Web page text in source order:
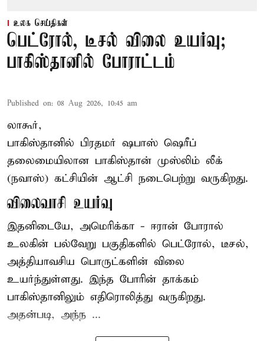
உலக செய்திகள்
பெட்ரோல், டீசல் விலை உயர்வு;
பாகிஸ்தானில் போராட்டம்
Published on: 08 Aug 2026, 10:45 am
லாகூர்,
பாகிஸ்தானில் பிரதமர் ஷபாஸ் ஷெரீப்
தலைமையிலான பாகிஸ்தான் முஸ்லிம் லீக்
(நவாஸ்) கட்சியின் ஆட்சி நடைபெற்று வருகிறது.
விலைவாசி உயர்வு
இதனிடையே, அமெரிக்கா - ஈரான் போரால்
உலகின் பல்வேறு பகுதிகளில் பெட்ரோல், டீசல்,
அத்தியாவசிய பொருட்களின் விலை
உயர்ந்துள்ளது. இந்த போரின் தாக்கம்
பாகிஸ்தானிலும் எதிரொலித்து வருகிறது.
அதன்படி, அந்ந ...